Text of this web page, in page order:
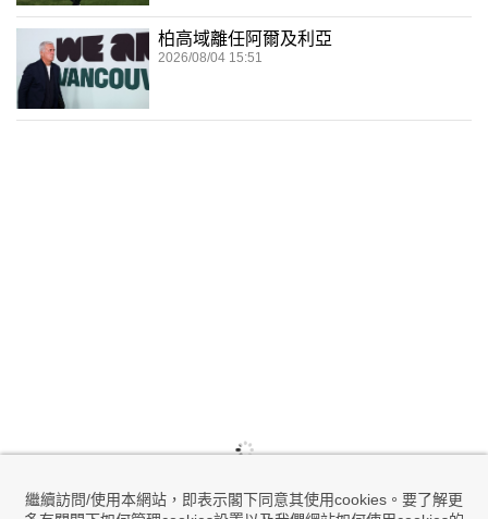
繼續訪問/使用本網站，即表示閣下同意其使用cookies。要了解更
柏高域離任阿爾及利亞
2026/08/04 15:51